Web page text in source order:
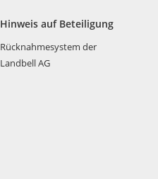
Hinweis auf Beteiligung
Rücknahmesystem der
Landbell AG